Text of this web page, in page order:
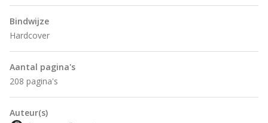
Bindwijze
Hardcover
Aantal pagina's
208 pagina's
Auteur(s)